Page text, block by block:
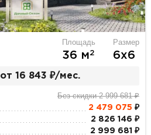
Площадь
36 м2
Размер
6х6
от 16 843 ₽/мес.
Без скидки 2 999 681 ₽
2 479 075 ₽
2 826 146 ₽
2 999 681 ₽